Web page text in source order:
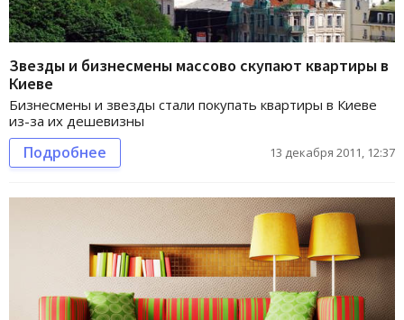
Звезды и бизнесмены массово скупают квартиры в
Киеве
Бизнесмены и звезды стали покупать квартиры в Киеве
из-за их дешевизны
Подробнее 13 декабря 2011, 12:37